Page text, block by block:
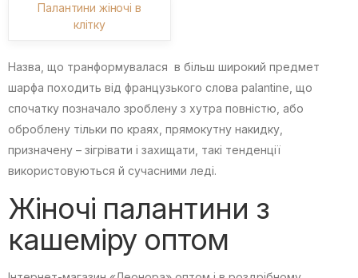
Палантини жіночі в
клітку
Назва, що транформувалася в більш широкий предмет
шарфа походить від французького слова palantine, що
спочатку позначало зроблену з хутра повністю, або
оброблену тільки по краях, прямокутну накидку,
призначену – зігрівати і захищати, такі тенденції
використовуються й сучасними леді.
Жіночі палантини з
кашеміру оптом